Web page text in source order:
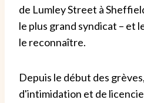
de Lumley Street à
le plus grand syndicat – et
le reconnaître.
Depuis le début des
d'intimidation et de